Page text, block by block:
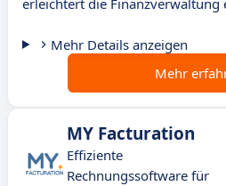
erleichtert die Finanzverwaltung
Mehr Details anzeigen
Mehr
MY Facturation
Effiziente
Rechnungssoftware für